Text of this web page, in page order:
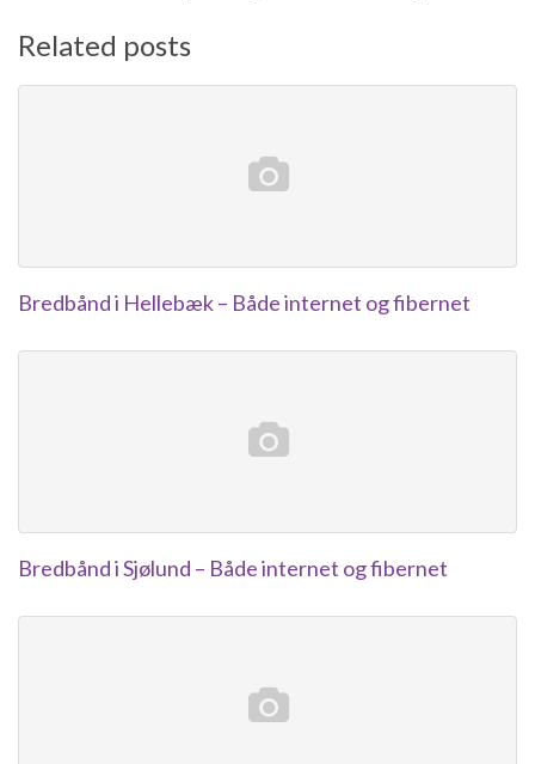
Related posts
Bredbånd i Hellebæk – Både internet og fibernet
Bredbånd i Sjølund – Både internet og fibernet